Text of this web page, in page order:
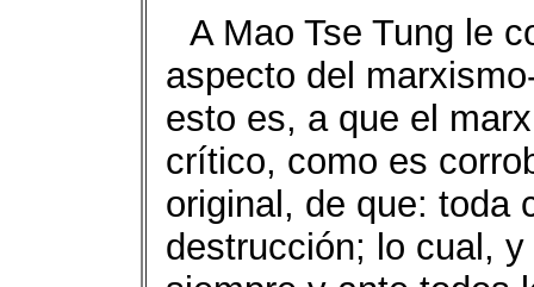
A Mao Tse Tung le
aspecto del
esto es, a que el
crítico, como es
original, de que: toda
destrucción; lo cual,